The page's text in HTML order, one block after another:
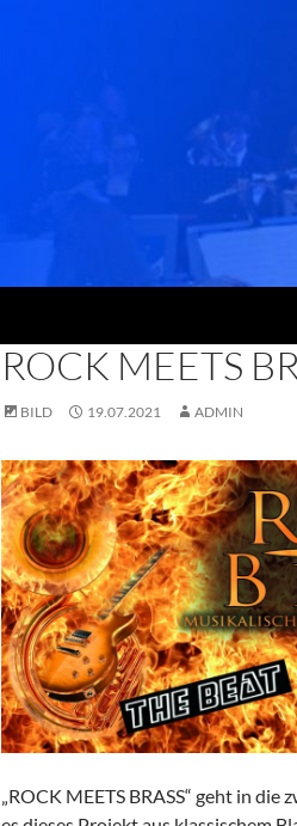
ROCK MEETS
BILD 19.07.2021 ADMIN
„ROCK MEETS BRASS“ geht in die